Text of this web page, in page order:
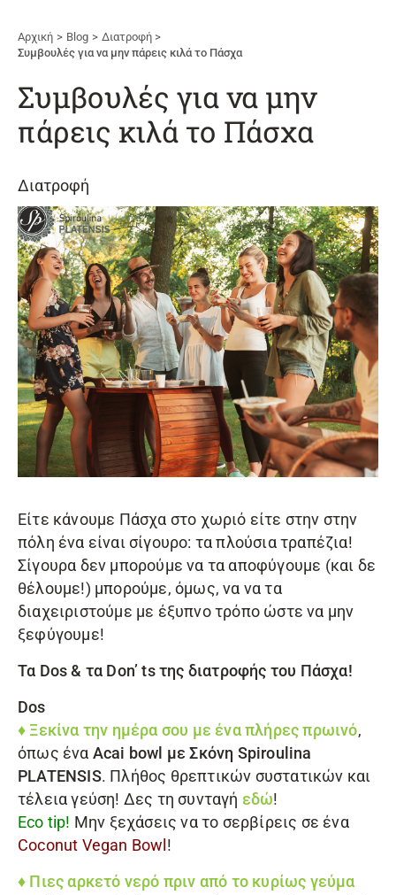
Αρχική Blog
Διατροφή
Συμβουλές για να μην πάρεις κιλά το Πάσχα
Συμβουλές για να μην
πάρεις κιλά το Πάσχα
Διατροφή
Είτε κάνουμε Πάσχα στο χωριό είτε στην στην
πόλη ένα είναι σίγουρο: τα πλούσια τραπέζια!
Σίγουρα δεν μπορούμε να τα αποφύγουμε (και δε
θέλουμε!) μπορούμε, όμως, να να τα
διαχειριστούμε με έξυπνο τρόπο ώστε να μην
ξεφύγουμε!
Τα Dos & τα Don’ ts της διατροφής του Πάσχα!
Dos
♦ Ξεκίνα την ημέρα σου με ένα πλήρες πρωινό,
όπως ένα Acai bowl μεΣκόνη Spiroulina
PLATENSIS. Πλήθος θρεπτικών συστατικών και
τέλεια γεύση! Δες τη συνταγή εδώ!
Eco tip! Μην ξεχάσεις να το σερβίρεις σε ένα
Coconut Vegan Bowl !
♦ Πιες αρκετό νερό πριν από το κυρίως γεύμα